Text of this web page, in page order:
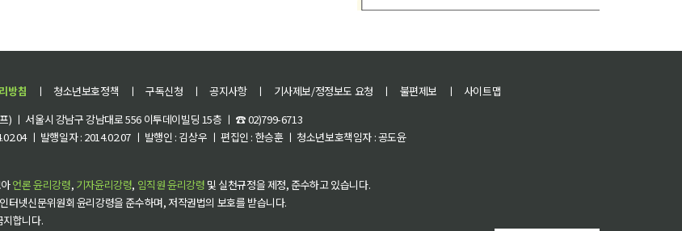
방침 ㅣ 청소년보호정책 ㅣ 구독신청 ㅣ 공지사항 ㅣ 기사제보/정정보도 요청 ㅣ 불편제보 ㅣ
사이트맵
) ㅣ 서울시 강남구 강남대로 556 이투데이빌딩 15층 ㅣ ☎ 02)799-6713
ㅣ 발행일자 : 2014.02.07 ㅣ 발행인 : 김상우 ㅣ 편집인 : 한승훈 ㅣ 청소년보호책임자 : 공도윤
언론 윤리강령, 기자윤리강령, 임직원 윤리강령 및 실천규정을 제정, 준수하고 있습니다.
터넷신문위원회 윤리강령을 준수하며, 저작권법의 보호를 받습니다.
지합니다.